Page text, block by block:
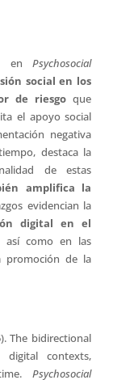
enPsychosocial
social en los
de riesgo que
el apoyo social
negativa
destaca la
de estas
amplifica la
evidencian la
digital en el
así como en las
promoción de la
The bidirectional
digital contexts,
Psychosocial